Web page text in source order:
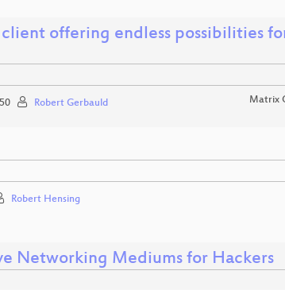
offering endless possibilities
Robert Gerbauld Matrix
Robert Hensing
Networking Mediums for Hackers